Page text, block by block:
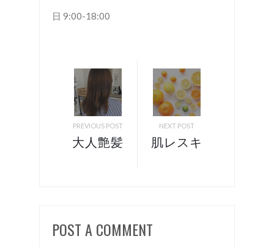
日 9:00-18:00
PREVIOUS POST
大人艶髪
リアン
NEXT POST
肌レスキ
POST A COMMENT